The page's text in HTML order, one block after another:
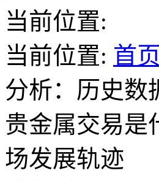
当前位置:
当前位置: 首页
分析：历史数
贵金属交易是
场发展轨迹